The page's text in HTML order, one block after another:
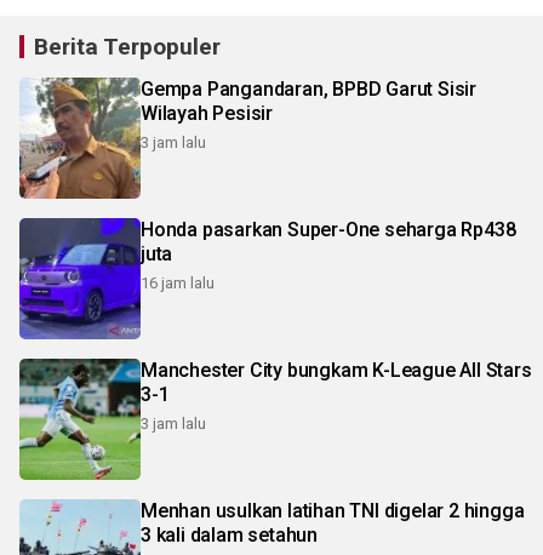
Berita Terpopuler
Gempa Pangandaran, BPBD Garut Sisir
Wilayah Pesisir
3 jam lalu
Honda pasarkan Super-One seharga Rp438
juta
16 jam lalu
Manchester City bungkam K-League All Stars
3-1
3 jam lalu
Menhan usulkan latihan TNI digelar 2 hingga
3 kali dalam setahun